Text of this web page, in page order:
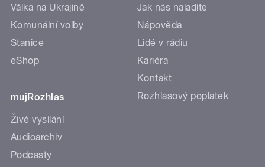
Válka na Ukrajině
Komunální volby
Stanice
eShop
mujRozhlas
Živé vysílání
Audioarchiv
Podcasty
Jak nás naladíte
Nápověda
Lidé v rádiu
Kariéra
Kontakt
Rozhlasový poplatek